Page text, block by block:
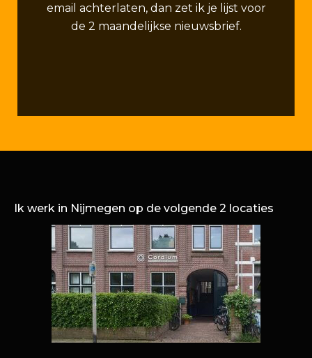
email achterlaten, dan zet ik je lijst voor
de 2 maandelijkse nieuwsbrief.
Ik werk in Nijmegen op de volgende 2 locaties